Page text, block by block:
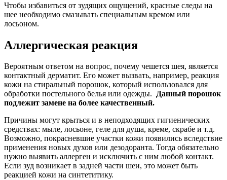
Чтобы избавиться от зудящих ощущений, красные следы на
шее необходимо смазывать специальным кремом или
лосьоном.
Аллергическая реакция
Вероятным ответом на вопрос, почему чешется шея, является
контактный дерматит. Его может вызвать, например, реакция
кожи на стиральный порошок, который использовался для
обработки постельного белья или одежды. Данный порошок
подлежит замене на более качественный.
Причины могут крыться и в неподходящих гигиенических
средствах: мыле, лосьоне, геле для душа, креме, скрабе и т.д.
Возможно, покрасневшие участки кожи появились вследствие
применения новых духов или дезодоранта. Тогда обязательно
нужно выявить аллерген и исключить с ним любой контакт.
Если зуд возникает в задней части шеи, это может быть
реакцией кожи на синтетитику.